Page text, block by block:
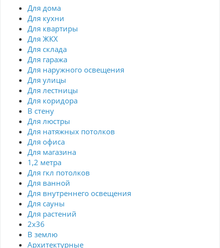
Для дома
Для кухни
Для квартиры
Для ЖКХ
Для склада
Для гаража
Для наружного освещения
Для улицы
Для лестницы
Для коридора
В стену
Для люстры
Для натяжных потолков
Для офиса
Для магазина
1,2 метра
Для гкл потолков
Для ванной
Для внутреннего освещения
Для сауны
Для растений
2х36
В землю
Архитектурные